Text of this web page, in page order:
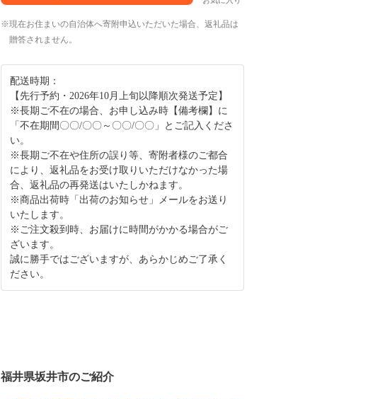
現在お住まいの自治体へ寄附申込いただいた場合、返礼品は
贈答されません。
配送時期：
【先行予約・2026年10月上旬以降順次発送予定】
※長期ご不在の場合、お申し込み時【備考欄】に
「不在期間〇〇/〇〇～〇〇/〇〇」とご記入くださ
い。
※長期ご不在や住所の誤り等、寄附者様のご都合
により、返礼品をお受け取りいただけなかった場
合、返礼品の再発送はいたしかねます。
※商品出荷時「出荷のお知らせ」メールをお送り
いたします。
※ご注文殺到時、お届けに時間がかかる場合がご
ざいます。
誠に勝手ではございますが、あらかじめご了承く
ださい。
福井県坂井市のご紹介